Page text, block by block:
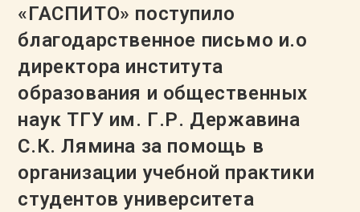
«ГАСПИТО» поступило
благодарственное письмо и.о
директора института
образования и общественных
наук ТГУ им. Г.Р. Державина
С.К. Лямина за помощь в
организации учебной практики
студентов университета